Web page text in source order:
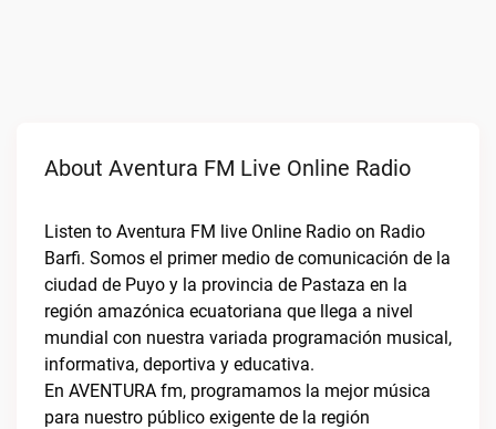
About Aventura FM Live Online Radio
Listen to Aventura FM live Online Radio on Radio
Barfi. Somos el primer medio de comunicación de la
ciudad de Puyo y la provincia de Pastaza en la
región amazónica ecuatoriana que llega a nivel
mundial con nuestra variada programación musical,
informativa, deportiva y educativa.
En AVENTURA fm, programamos la mejor música
para nuestro público exigente de la región